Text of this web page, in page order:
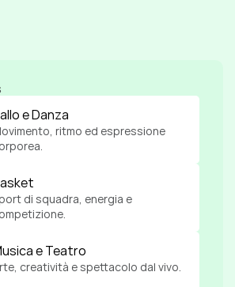
e Danza
ritmo ed espressione
di squadra, energia e
e Teatro
creatività e spettacolo dal vivo.